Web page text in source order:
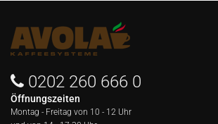
0202 260 666 0
Öffnungszeiten
Montag - Freitag von 10 - 12 Uhr